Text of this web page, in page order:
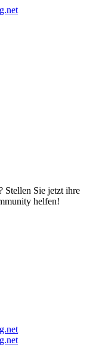
Stellen Sie jetzt ihre
helfen!